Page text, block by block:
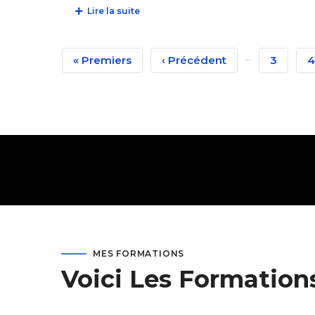
Lire la suite
Pagination
Première
« Premiers
Page
‹ Précédent … Page
3 4
MES FORMATIONS
Voici Les